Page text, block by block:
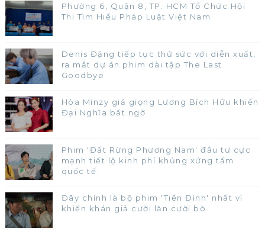
Phường 6, Quận 8, TP. HCM Tổ Chức Hội
Thi Tìm Hiểu Pháp Luật Việt Nam
Denis Đặng tiếp tục thử sức với diễn xuất,
ra mắt dự án phim dài tập The Last
Goodbye
Hòa Minzy giả giọng Lương Bích Hữu khiến
Đại Nghĩa bất ngờ
Phim 'Đất Rừng Phương Nam' đầu tư cực
mạnh tiết lộ kinh phí khủng xứng tầm
quốc tế
Đây chính là bộ phim 'Tiền Đình' nhất vì
khiến khán giả cười lăn cười bò